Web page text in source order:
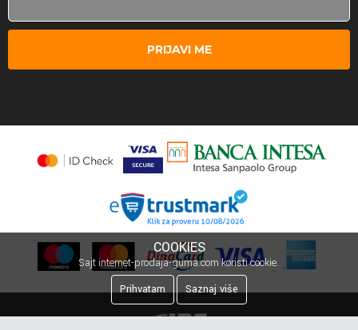
PRIJAVI ME
COOKIES
Sajt internet-prodaja-guma.com koristi cookie.
Prihvatam
Saznaj više